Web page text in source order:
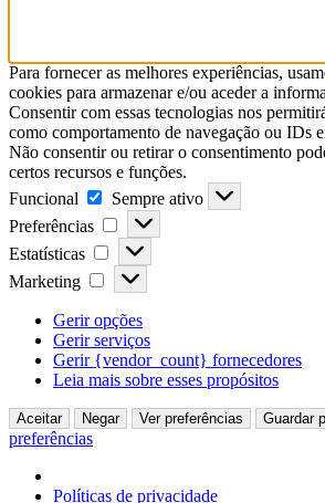
Para fornecer as melhores experiências,
cookies para armazenar e/ou aceder a
Consentir com essas tecnologias nos
como comportamento de navegação ou IDs
Não consentir ou retirar o consentimento
certos recursos e funções.
Funcional
Funcional
Sempre ativo
Preferências
Preferências
Estatísticas
Estatísticas
Marketing
Marketing
Gerir opções
Gerir serviços
Gerir {vendor_count} fornecedores
Leia mais sobre esses propósitos
Aceitar Negar Ver preferências Guardar
preferências
Políticas de privacidade